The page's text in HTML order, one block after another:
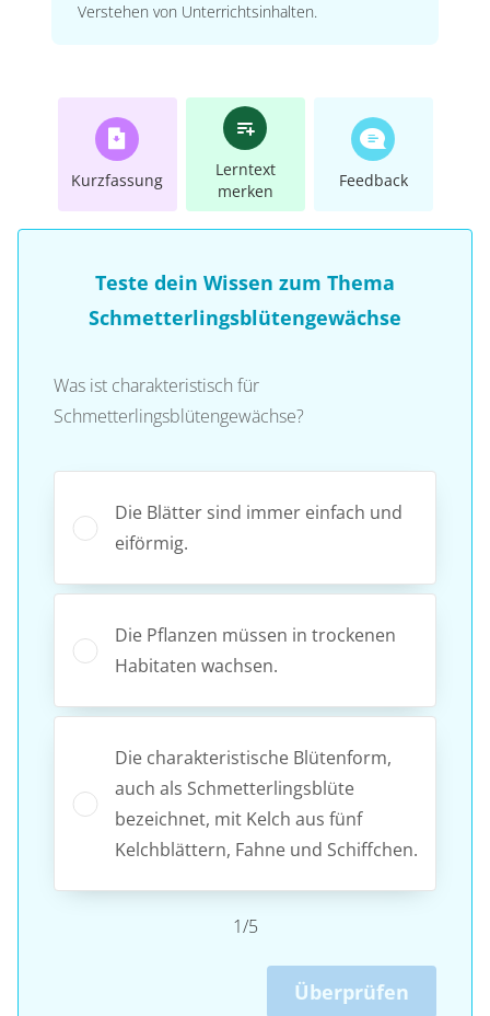
Verstehen von Unterrichtsinhalten.
Kurzfassung
Lerntext
merken
Feedback
Teste dein Wissen zum Thema
Schmetterlingsblütengewächse
Was ist charakteristisch für
Schmetterlingsblütengewächse?
Die Blätter sind immer einfach und
eiförmig.
Die Pflanzen müssen in trockenen
Habitaten wachsen.
Die charakteristische Blütenform,
auch als Schmetterlingsblüte
bezeichnet, mit Kelch aus fünf
Kelchblättern, Fahne und Schiffchen.
1/5
Überprüfen